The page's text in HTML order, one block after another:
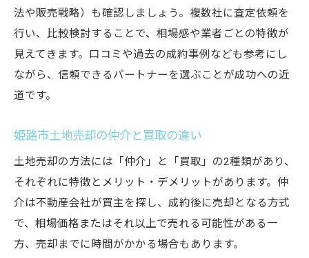
法や販売戦略）も確認しましょう。複数社に査定依頼を
行い、比較検討することで、相場感や業者ごとの特徴が
見えてきます。口コミや過去の成約事例なども参考にし
ながら、信頼できるパートナーを選ぶことが成功への近
道です。
姫路市土地売却の仲介と買取の違い
土地売却の方法には「仲介」と「買取」の2種類があり、
それぞれに特徴とメリット・デメリットがあります。仲
介は不動産会社が買主を探し、成約後に売却となる方式
で、相場価格またはそれ以上で売れる可能性がある一
方、売却までに時間がかかる場合もあります。